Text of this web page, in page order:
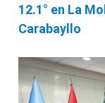
12.1° en La
Carabayllo